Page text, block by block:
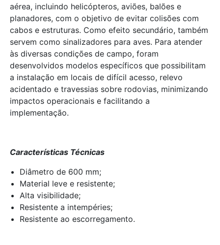
aérea, incluindo helicópteros, aviões, balões e
planadores, com o objetivo de evitar colisões com
cabos e estruturas. Como efeito secundário, também
servem como sinalizadores para aves. Para atender
às diversas condições de campo, foram
desenvolvidos modelos específicos que possibilitam
a instalação em locais de difícil acesso, relevo
acidentado e travessias sobre rodovias, minimizando
impactos operacionais e facilitando a
implementação.
Características Técnicas
Diâmetro de 600 mm;
Material leve e resistente;
Alta visibilidade;
Resistente a intempéries;
Resistente ao escorregamento.